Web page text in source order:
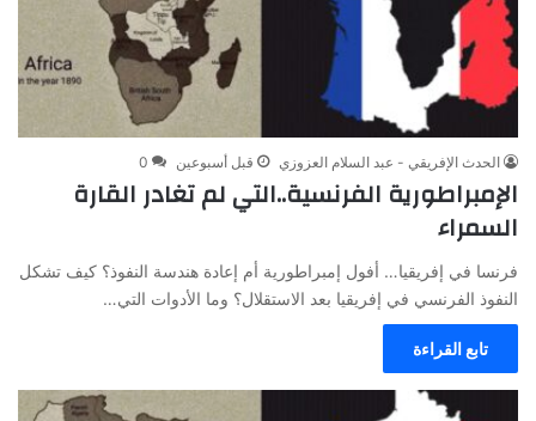
الحدث الإفريقي - عبد السلام العزوزي قبل أسبوعين 0
الإمبراطورية الفرنسية..التي لم تغادر القارة
السمراء
فرنسا في إفريقيا… أفول إمبراطورية أم إعادة هندسة النفوذ؟ كيف تشكل
النفوذ الفرنسي في إفريقيا بعد الاستقلال؟ وما الأدوات التي…
تابع القراءة